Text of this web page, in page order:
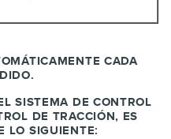
CADA
SISTEMA DE CONTROL
DE TRACCIÓN, ES
LO SIGUIENTE: